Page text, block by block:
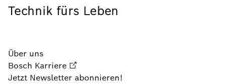
Technik fürs Leben
Über uns
Bosch Karriere
Jetzt Newsletter abonnieren!